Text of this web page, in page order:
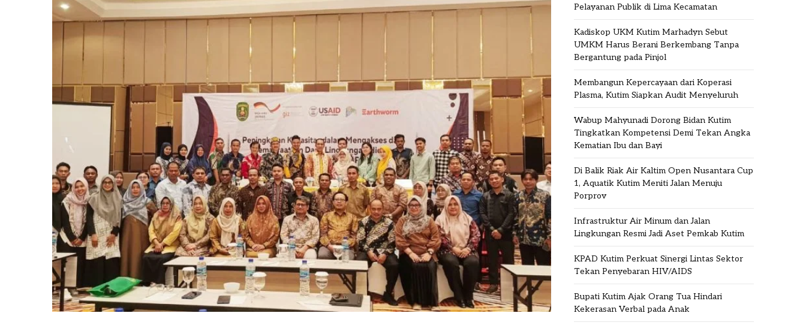
Pelayanan Publik di Lima Kecamatan
Kadiskop UKM Kutim Marhadyn Sebut
UMKM Harus Berani Berkembang Tanpa
Bergantung pada Pinjol
Membangun Kepercayaan dari Koperasi
Plasma, Kutim Siapkan Audit Menyeluruh
Wabup Mahyunadi Dorong Bidan Kutim
Tingkatkan Kompetensi Demi Tekan Angka
Kematian Ibu dan Bayi
Di Balik Riak Air Kaltim Open Nusantara Cup
1, Aquatik Kutim Meniti Jalan Menuju
Porprov
Infrastruktur Air Minum dan Jalan
Lingkungan Resmi Jadi Aset Pemkab Kutim
KPAD Kutim Perkuat Sinergi Lintas Sektor
Tekan Penyebaran HIV/AIDS
Bupati Kutim Ajak Orang Tua Hindari
Kekerasan Verbal pada Anak